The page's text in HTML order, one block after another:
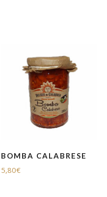
BOMBA CALABRESE
5,80€